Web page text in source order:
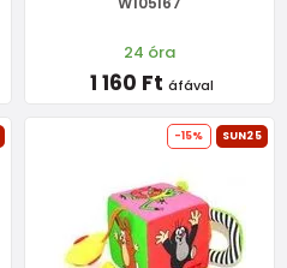
24 óra
1 160 Ft áfával
-15% SUN25